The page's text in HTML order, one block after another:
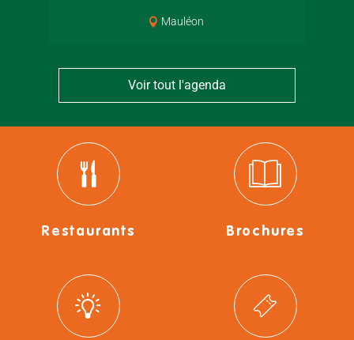
Mauléon
Voir tout l'agenda
Restaurants Brochures